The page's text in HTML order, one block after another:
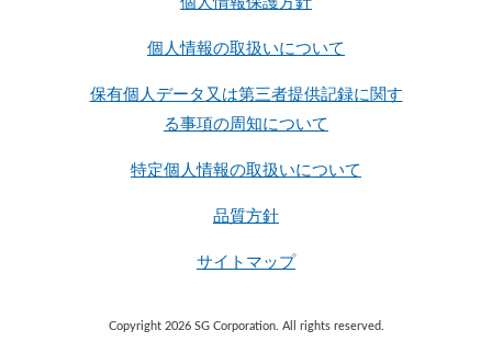
個人情報の取扱いについて
保有個人データ又は第三者提供記録に関す
る事項の周知について
特定個人情報の取扱いについて
品質方針
サイトマップ
Copyright 2026 SG Corporation. All rights reserved.